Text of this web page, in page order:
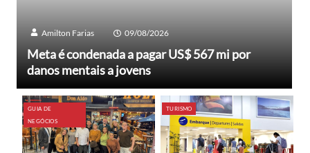
Amilton Farias 09/08/2026
Meta é condenada a pagar US$ 567 mi por
danos mentais a jovens
GUIA DE
NEGÓCIOS
TURISMO